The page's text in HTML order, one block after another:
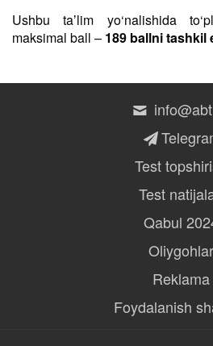
Ushbu taʼlim yo‘nalishida
maksimal ball – 189 ballni tashkil
Test
Test
Qabul
Oliygohlar
Reklama
Foydalanish